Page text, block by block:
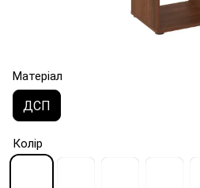
Матеріал
ДСП
Колір